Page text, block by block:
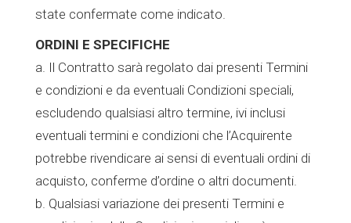
state confermate come indicato.
ORDINI E SPECIFICHE
a. Il Contratto sarà regolato dai presenti Termini
e condizioni e da eventuali Condizioni speciali,
escludendo qualsiasi altro termine, ivi inclusi
eventuali termini e condizioni che l’Acquirente
potrebbe rivendicare ai sensi di eventuali ordini di
acquisto, conferme d’ordine o altri documenti.
b. Qualsiasi variazione dei presenti Termini e